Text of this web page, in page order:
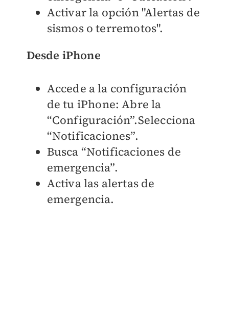
Activar la opción "Alertas de
sismos o terremotos".
Desde iPhone
Accede a la configuración
de tu iPhone: Abre la
“Configuración”.Selecciona
“Notificaciones”.
Busca “Notificaciones de
emergencia”.
Activa las alertas de
emergencia.